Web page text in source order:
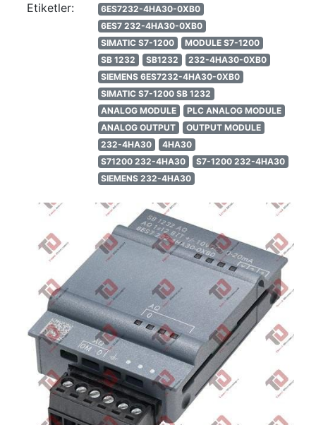
Etiketler:
6ES7232-4HA30-0XB0
6ES7 232-4HA30-0XB0
SIMATIC S7-1200
MODULE S7-1200
SB 1232
SB1232
232-4HA30-0XB0
SIEMENS 6ES7232-4HA30-0XB0
SIMATIC S7-1200 SB 1232
ANALOG MODULE
PLC ANALOG MODULE
ANALOG OUTPUT
OUTPUT MODULE
232-4HA30
4HA30
S71200 232-4HA30
S7-1200 232-4HA30
SIEMENS 232-4HA30